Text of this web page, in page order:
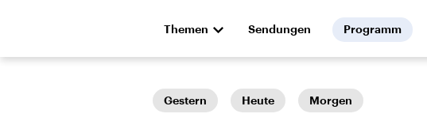
Themen
Die Nachrichten Politik Wirtschaft
Hörspiel und Feature Musik
Sendungen Programm
Gestern Heute Morgen